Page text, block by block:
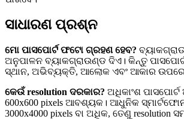
ସାଧାରଣ ପ୍ରଶ୍ନ
ମୋ ପାସପୋର୍ଟ ଫଟୋ ଗ୍ରହଣ ହେବ?
ଅନୁପାଳନ ବ୍ୟାକଗ୍ରାଉଣ୍ଡ ଦିଏ। କିନ୍ତୁ
ସ୍ଥାନ, ଅଭିବ୍ୟକ୍ତି, ଆଲୋକ ଏବଂ ଆକାର
କେଉଁ resolution ଦରକାର? ଅଧିକାଂଶ
600x600 pixels ଆବଶ୍ୟକ। ଆଧୁନିକ
3000x4000 pixels ବା ଅଧିକ, ତେଣୁ resolution